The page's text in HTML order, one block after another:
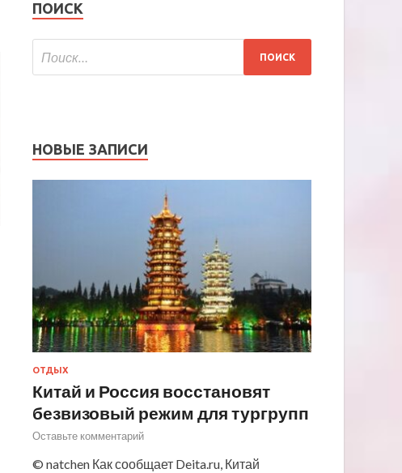
ПОИСК
НОВЫЕ ЗАПИСИ
ОТДЫХ
Китай и Россия восстановят
безвизовый режим для тургрупп
Оставьте комментарий
© natchen Как сообщает Deita.ru, Китай